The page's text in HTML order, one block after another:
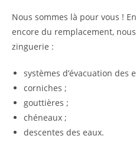
Nous sommes là pour vous !
encore du remplacement,
zinguerie :
systèmes d’évacuation des
corniches ;
gouttières ;
chéneaux ;
descentes des eaux.